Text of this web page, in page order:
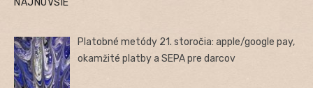
Platobné metódy 21. storočia: apple/google pay,
okamžité platby a SEPA pre darcov